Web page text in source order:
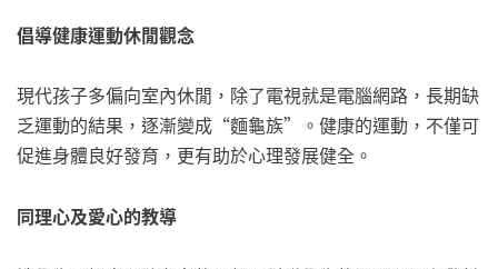
倡導健康運動休閒觀念
現代孩子多偏向室內休閒，除了電視就是電腦網路，長期缺
乏運動的結果，逐漸變成“麵龜族”。健康的運動，不僅可
促進身體良好發育，更有助於心理發展健全。
同理心及愛心的教導